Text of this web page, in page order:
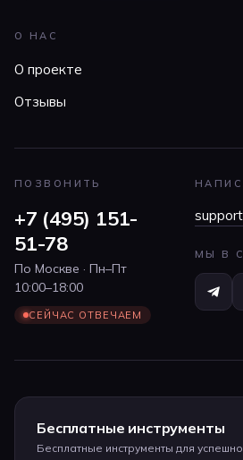
О НАС
О проекте
Отзывы
ПОЗВОНИТЬ
+7 (495) 151-
51-78
По Москве · Пн–Пт
10:00–18:00
СЕЙЧАС ОТВЕЧАЕМ
МЫ В
Бесплатные инструменты
Бесплатные инструменты для